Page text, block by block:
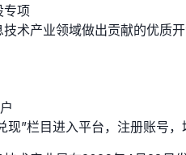
专项
术产业领域做出贡献的优质
”栏目进入平台，注册账号，